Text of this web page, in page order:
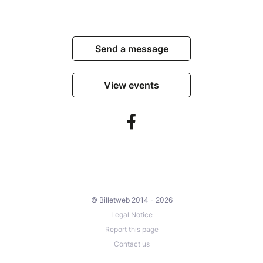
Send a message
View events
© Billetweb 2014 - 2026
Legal Notice
Report this page
Contact us